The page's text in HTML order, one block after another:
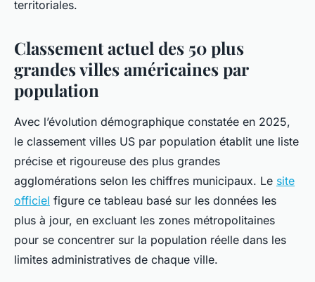
territoriales.
Classement actuel des 50 plus
grandes villes américaines par
population
Avec l’évolution démographique constatée en 2025,
le classement villes US par population établit une liste
précise et rigoureuse des plus grandes
agglomérations selon les chiffres municipaux. Le site
officiel figure ce tableau basé sur les données les
plus à jour, en excluant les zones métropolitaines
pour se concentrer sur la population réelle dans les
limites administratives de chaque ville.